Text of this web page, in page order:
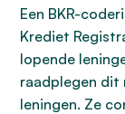
Een BKR-
Krediet
lopende
raadplegen dit
leningen. Ze